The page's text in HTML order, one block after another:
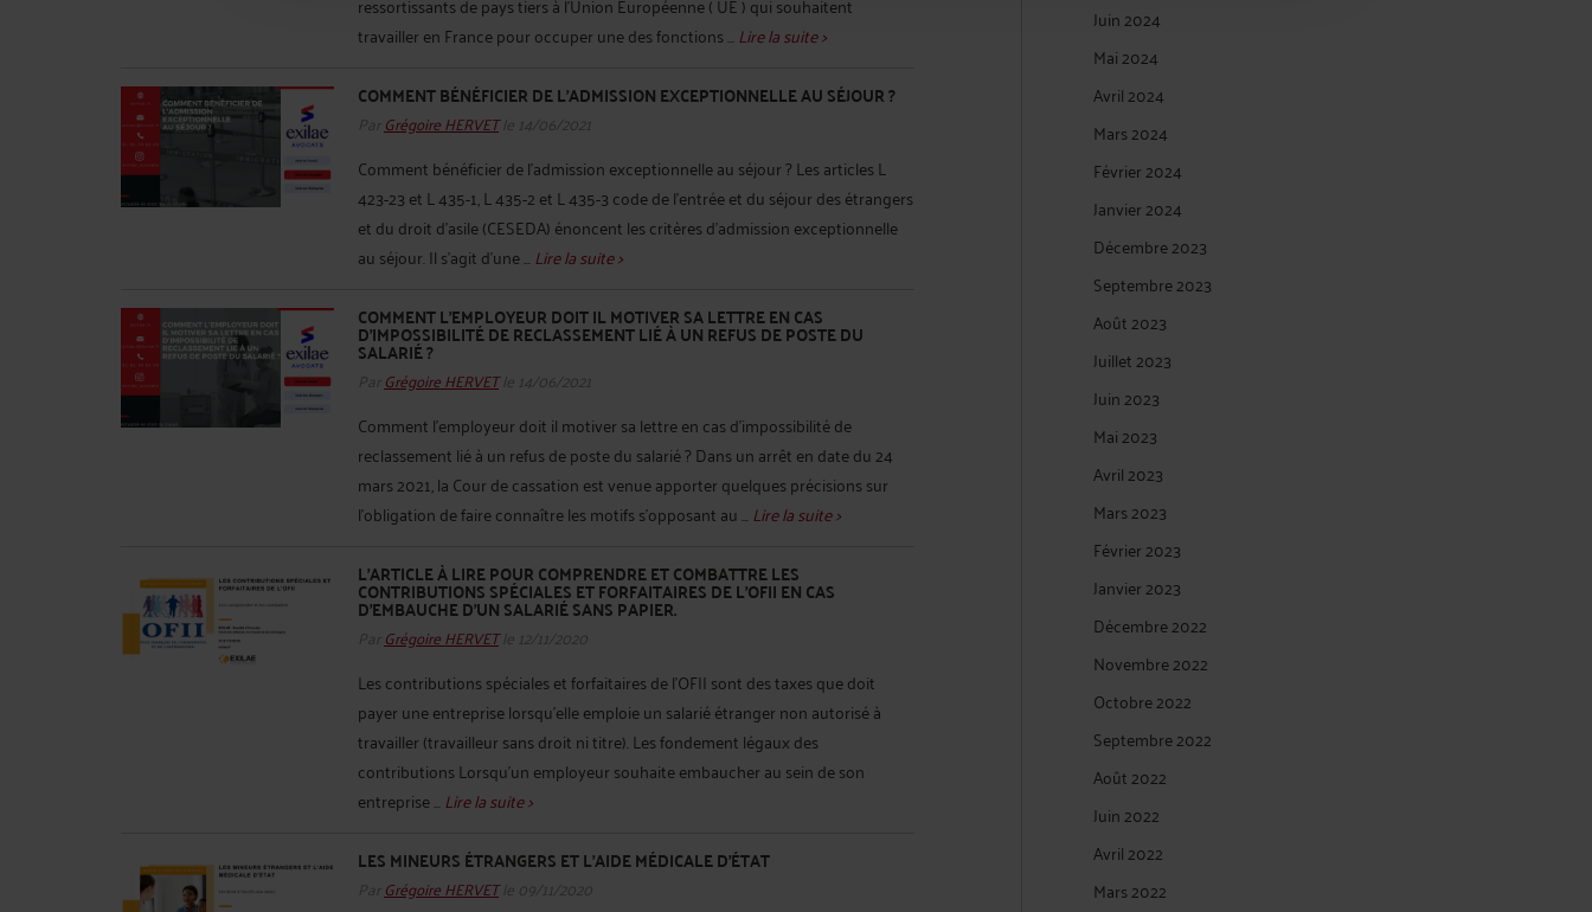
travailler en France pour occuper une des fonctions ...Lire la suite >
COMMENT BÉNÉFICIER DE L’ADMISSION EXCEPTIONNELLE AU SÉJOUR ?
Par Grégoire HERVETle 14/06/2021
Comment bénéficier de l’admission exceptionnelle au séjour ? Les articles L
423-23 et L 435-1, L 435-2 et L 435-3 code de l’entrée et du séjour des étrangers
et du droit d’asile (CESEDA) énoncent les critères d’admission exceptionnelle
au séjour. Il s’agit d’une ...Lire la suite >
COMMENT L’EMPLOYEUR DOIT IL MOTIVER SA LETTRE EN CAS
D’IMPOSSIBILITÉ DE RECLASSEMENT LIÉ À UN REFUS DE POSTE DU
SALARIÉ ?
Par Grégoire HERVETle 14/06/2021
Comment l’employeur doit il motiver sa lettre en cas d’impossibilité de
reclassement lié à un refus de poste du salarié ? Dans un arrêt en date du 24
mars 2021, la Cour de cassation est venue apporter quelques précisions sur
l’obligation de faire connaître les motifs s’opposant au ...Lire la suite >
L'ARTICLE À LIRE POUR COMPRENDRE ET COMBATTRE LES
CONTRIBUTIONS SPÉCIALES ET FORFAITAIRES DE L'OFII EN CAS
D'EMBAUCHE D'UN SALARIÉ SANS PAPIER.
Par Grégoire HERVETle 12/11/2020
Les contributions spéciales et forfaitaires de l'OFII sont des taxes que doit
payer une entreprise lorsqu'elle emploie un salarié étranger non autorisé à
travailler (travailleur sans droit ni titre). Les fondement légaux des
contributions Lorsqu’un employeur souhaite embaucher au sein de son
entreprise ...Lire la suite >
LES MINEURS ÉTRANGERS ET L'AIDE MÉDICALE D'ÉTAT
Par Grégoire HERVETle 09/11/2020
Juin 2024
Mai 2024
Avril 2024
Mars 2024
Février 2024
Janvier 2024
Décembre 2023
Septembre 2023
Août 2023
Juillet 2023
Juin 2023
Mai 2023
Avril 2023
Mars 2023
Février 2023
Janvier 2023
Décembre 2022
Novembre 2022
Octobre 2022
Septembre 2022
Août 2022
Juin 2022
Avril 2022
Mars 2022